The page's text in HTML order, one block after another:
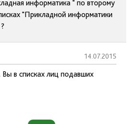
информатика " по второму
"Прикладной информатики
14.07.2015
Вы в списках лиц подавших